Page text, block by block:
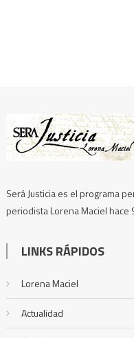
Será Justicia es el programa
periodista Lorena Maciel hace
LINKS RÁPIDOS
Lorena Maciel
Actualidad